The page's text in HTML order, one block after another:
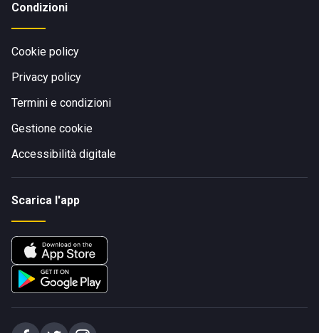
Condizioni
Cookie policy
Privacy policy
Termini e condizioni
Gestione cookie
Accessibilità digitale
Scarica l'app